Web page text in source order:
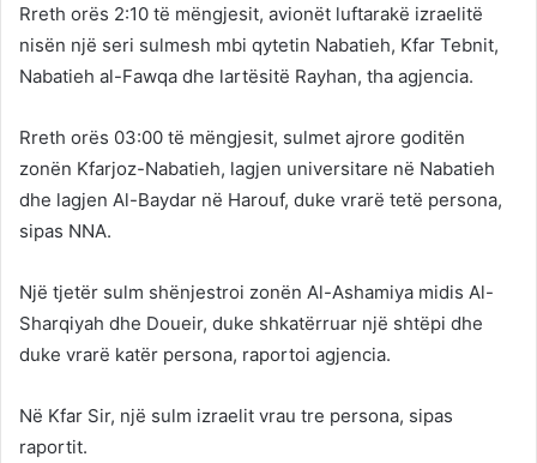
Rreth orës 2:10 të mëngjesit, avionët luftarakë izraelitë
nisën një seri sulmesh mbi qytetin Nabatieh, Kfar Tebnit,
Nabatieh al-Fawqa dhe lartësitë Rayhan, tha agjencia.
Rreth orës 03:00 të mëngjesit, sulmet ajrore goditën
zonën Kfarjoz-Nabatieh, lagjen universitare në Nabatieh
dhe lagjen Al-Baydar në Harouf, duke vrarë tetë persona,
sipas NNA.
Një tjetër sulm shënjestroi zonën Al-Ashamiya midis Al-
Sharqiyah dhe Doueir, duke shkatërruar një shtëpi dhe
duke vrarë katër persona, raportoi agjencia.
Në Kfar Sir, një sulm izraelit vrau tre persona, sipas
raportit.